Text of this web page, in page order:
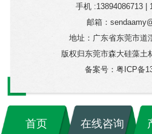
手机 :13894086713 |
邮箱：
地址：广东省东莞市道
版权归东莞市森大硅藻土
备案号： 粤ICP备
首页 在线咨询